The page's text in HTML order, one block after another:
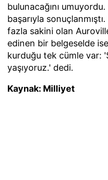
bulunacağını
başarıyla
fazla sakini olan
edinen bir belgeselde
kurduğu tek cümle var:
yaşıyoruz.' dedi.
Kaynak: Milliyet